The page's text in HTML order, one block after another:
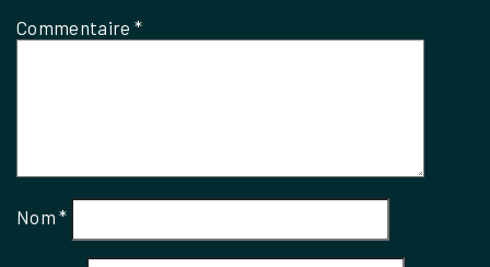
Commentaire*
Nom*